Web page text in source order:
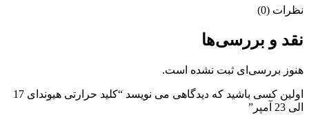
نظرات (0)
نقد و بررسی‌ها
هنوز بررسی‌ای ثبت نشده است.
اولین کسی باشید که دیدگاهی می نویسد “کلید حرارتی هیوندای 17
الی 23 آمپر”